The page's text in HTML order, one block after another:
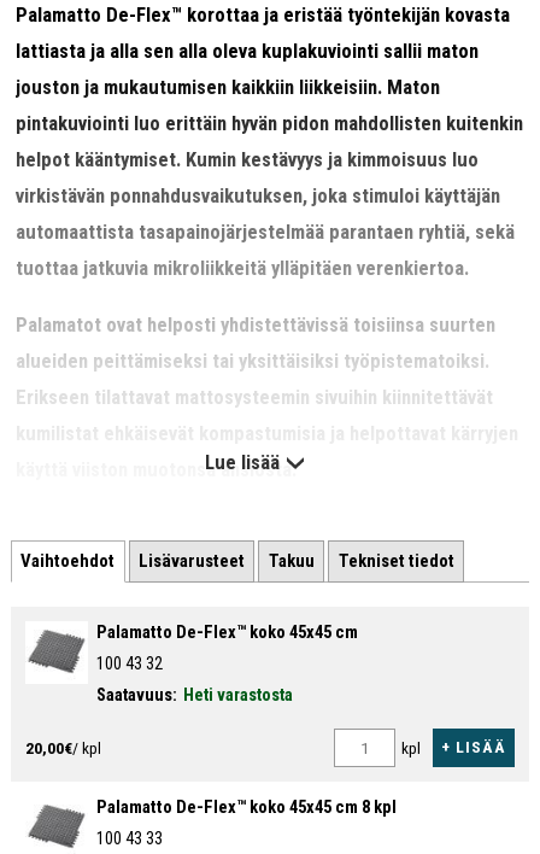
Palamatto De-Flex™ korottaa ja eristää työntekijän kovasta
lattiasta ja alla sen alla oleva kuplakuviointi sallii maton
jouston ja mukautumisen kaikkiin liikkeisiin. Maton
pintakuviointi luo erittäin hyvän pidon mahdollisten kuitenkin
helpot kääntymiset. Kumin kestävyys ja kimmoisuus luo
virkistävän ponnahdusvaikutuksen, joka stimuloi käyttäjän
automaattista tasapainojärjestelmää parantaen ryhtiä, sekä
tuottaa jatkuvia mikroliikkeitä ylläpitäen verenkiertoa.
Palamatot ovat helposti yhdistettävissä toisiinsa suurten
alueiden peittämiseksi tai yksittäisiksi työpistematoiksi.
Erikseen tilattavat mattosysteemin sivuihin kiinnitettävät
käyttä viiston muotonsa ansiosta.
19 mm paksu.
Saumaton yhdistäminen.
Luonnonkumia.
Kovaan käyttöön.
Kuiviin teollisuusalueihin.
Tekniset ominaisuudet
Lue lisää
Vaihtoehdot Lisävarusteet Takuu Tekniset tiedot
Palamatto De-Flex™ koko 45x45 cm
100 43 32
Saatavuus: Heti varastosta
20,00€/ kpl kpl + LISÄÄ
Palamatto De-Flex™ koko 45x45 cm 8 kpl
100 43 33